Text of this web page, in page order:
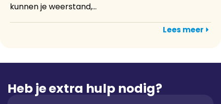
kunnen je weerstand,...
Lees meer
Heb je extra hulp nodig?